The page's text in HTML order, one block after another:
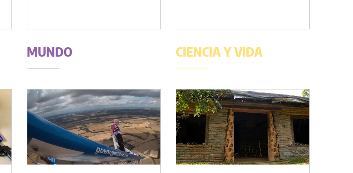
MUNDO CIENCIA Y VIDA